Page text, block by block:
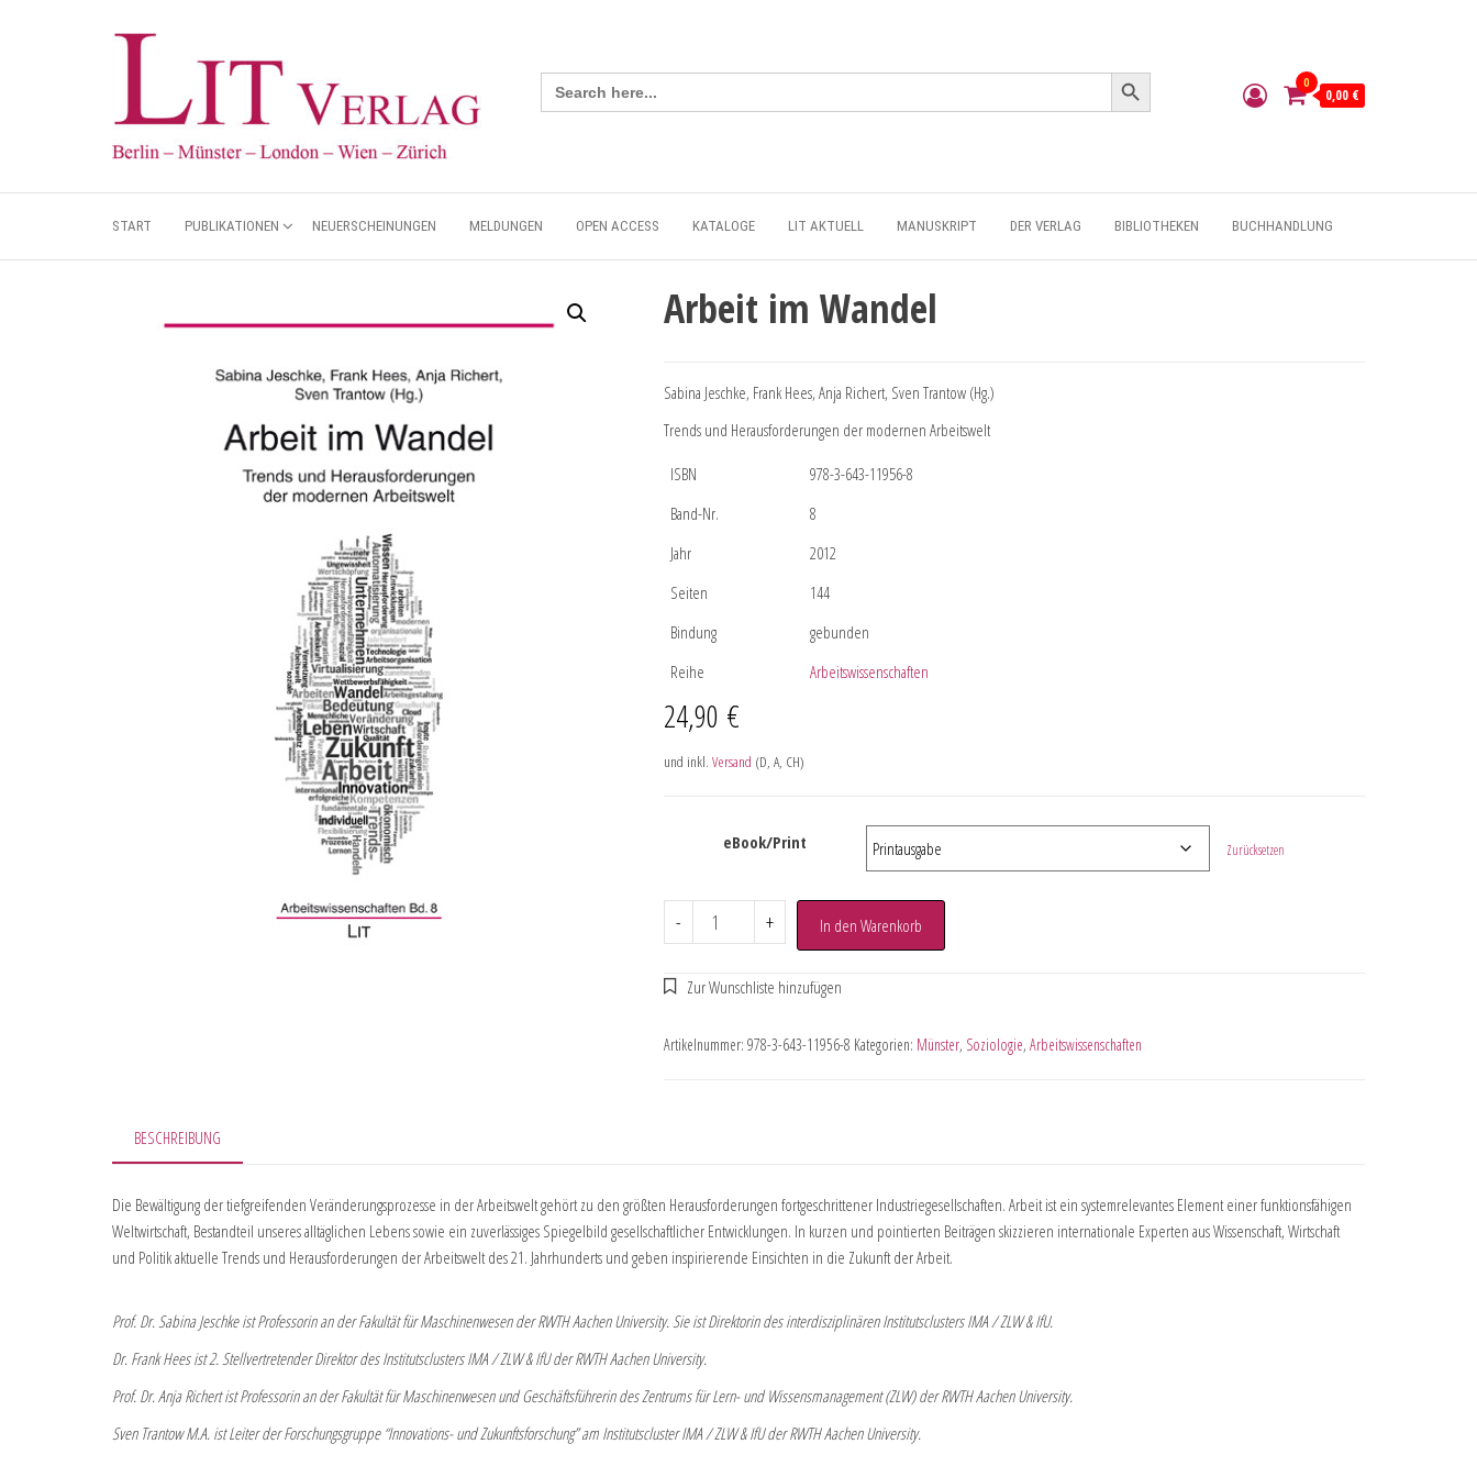
Search
for:
Search Button
0
0,00 €
START PUBLIKATIONEN NEUERSCHEINUNGEN MELDUNGEN OPEN ACCESS KATALOGE LIT AKTUELL MANUSKRIPT DER VERLAG BIBLIOTHEKEN BUCHHANDLUNG
Arbeit im Wandel
Sabina Jeschke, Frank Hees, Anja Richert, Sven Trantow (Hg.)
Trends und Herausforderungen der modernen Arbeitswelt
ISBN
978-3-643-11956-8
Band-Nr.
8
Jahr
2012
Seiten
144
Bindung
gebunden
Reihe
Arbeitswissenschaften
24,90 €
und inkl. Versand (D, A, CH)
eBook/Print Zurücksetzen
- + In den Warenkorb
Artikelnummer: 978-3-643-11956-8 Kategorien: Münster, Soziologie, Arbeitswissenschaften
BESCHREIBUNG
Die Bewältigung der tiefgreifenden Veränderungsprozesse in der Arbeitswelt gehört zu den größten Herausforderungen fortgeschrittener Industriegesellschaften. Arbeit ist ein systemrelevantes Element einer funktionsfähigen
Weltwirtschaft, Bestandteil unseres alltäglichen Lebens sowie ein zuverlässiges Spiegelbild gesellschaftlicher Entwicklungen. In kurzen und pointierten Beiträgen skizzieren internationale Experten aus Wissenschaft, Wirtschaft
und Politik aktuelle Trends und Herausforderungen der Arbeitswelt des 21. Jahrhunderts und geben inspirierende Einsichten in die Zukunft der Arbeit.
Prof. Dr. Sabina Jeschke ist Professorin an der Fakultät für Maschinenwesen der RWTH Aachen University. Sie ist Direktorin des interdisziplinären Institutsclusters IMA / ZLW & IfU.
Dr. Frank Hees ist 2. Stellvertretender Direktor des Institutsclusters IMA / ZLW & IfU der RWTH Aachen University.
Prof. Dr. Anja Richert ist Professorin an der Fakultät für Maschinenwesen und Geschäftsführerin des Zentrums für Lern- und Wissensmanagement (ZLW) der RWTH Aachen University.
Sven Trantow M.A. ist Leiter der Forschungsgruppe “Innovations- und Zukunftsforschung” am Institutscluster IMA / ZLW & IfU der RWTH Aachen University.